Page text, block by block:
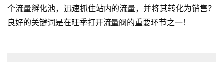
个流量孵化池，迅速抓住站内的流量，并将其转化为销售？
良好的关键词是在旺季打开流量阀的重要环节之一！